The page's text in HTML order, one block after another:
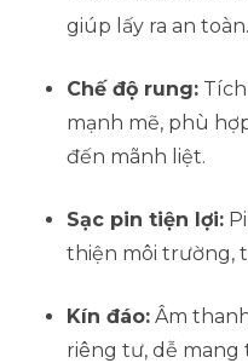
giúp lấy ra an toàn.
Chế độ rung:
mạnh mẽ, phù
đến mãnh liệt.
Sạc pin tiện lợi:
thiện môi trường,
Kín đáo: Âm
riêng tư, dễ mang